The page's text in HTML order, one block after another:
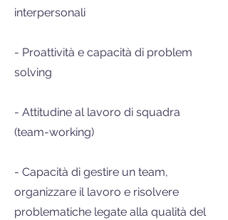
interpersonali
- Proattività e capacità di problem
solving
- Attitudine al lavoro di squadra
(team-working)
- Capacità di gestire un team,
organizzare il lavoro e risolvere
problematiche legate alla qualità del